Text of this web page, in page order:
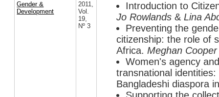
Gender &
Development
2011,
Vol.
19,
Nº 3
Introduction to
Jo Rowlands & Lina
Preventing the
citizenship: the role of
Africa. Meghan Cooper
Women's agency
transnational
Bangladeshi diaspora